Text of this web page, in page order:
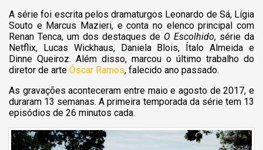
A série foi escrita pelos dramaturgos Leonardo de Sá, Lígia
Souto e Marcus Mazieri, e conta no elenco principal com
Renan Tenca, um dos destaques de O Escolhido, série da
Netflix, Lucas Wickhaus, Daniela Blois, Ítalo Almeida e
Dinne Queiroz. Além disso, marcou o último trabalho do
diretor de arte Óscar Ramos, falecido ano passado.
As gravações aconteceram entre maio e agosto de 2017, e
duraram 13 semanas. A primeira temporada da série tem 13
episódios de 26 minutos cada.